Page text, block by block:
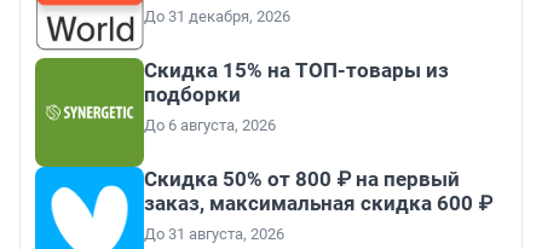
До 31 декабря, 2026
Скидка 15% на ТОП-товары из
подборки
До 6 августа, 2026
Скидка 50% от 800 ₽ на первый
заказ, максимальная скидка 600 ₽
До 31 августа, 2026